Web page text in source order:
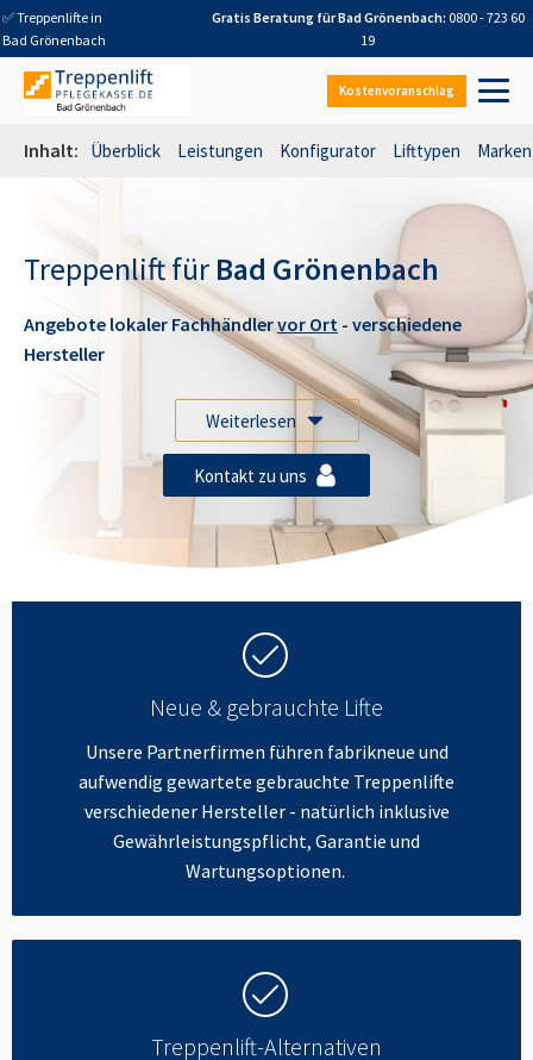
✅ Treppenlifte in
Bad Grönenbach
Gratis Beratung fürBad Grönenbach: 0800 - 723 60
19
Kostenvoranschlag
Inhalt: Überblick Leistungen Konfigurator Lifttypen Marken
Treppenlift für Bad Grönenbach
Angebote lokaler Fachhändlervor Ort - verschiedene
Hersteller
Weiterlesen
Kontakt zu uns
Neue & gebrauchte Lifte
Unsere Partnerfirmen führen fabrikneue und
aufwendig gewartete gebrauchte Treppenlifte
verschiedener Hersteller - natürlich inklusive
Gewährleistungspflicht, Garantie und
Wartungsoptionen.
Treppenlift-Alternativen